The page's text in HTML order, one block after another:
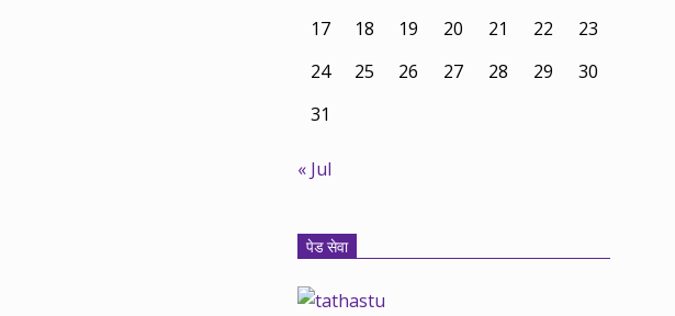
17
18 19 20 21 22
23
24
25 26 27 28 29
30
31
« Jul
पेड सेवा